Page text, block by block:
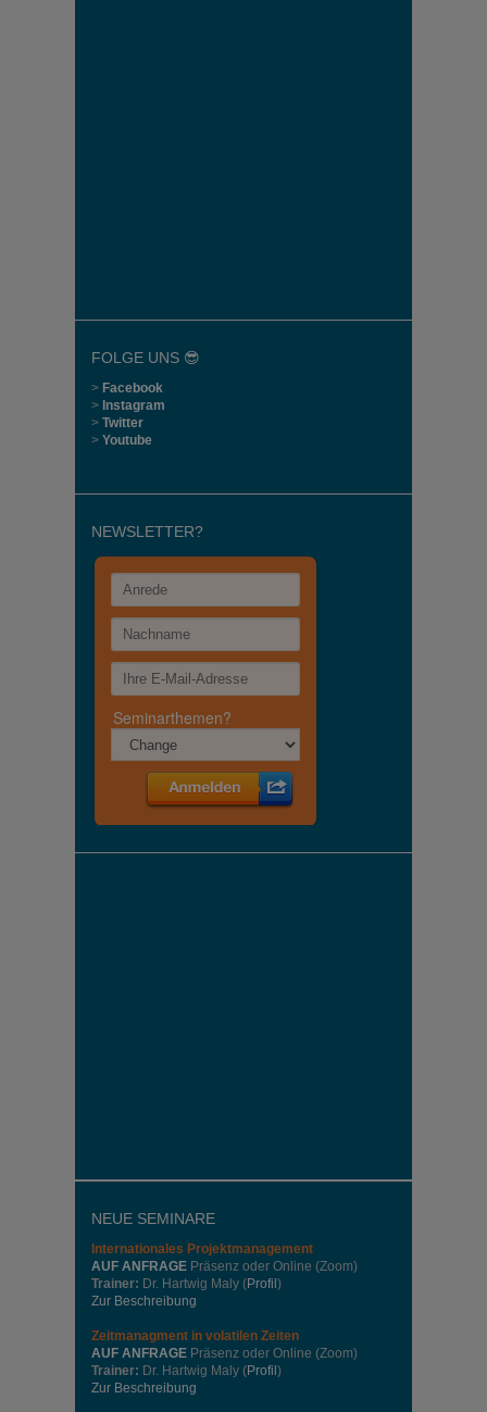
FOLGE UNS 😎
> Facebook
> Instagram
> Twitter
> Youtube
NEWSLETTER?
NEUE SEMINARE
Internationales Projektmanagement
AUF ANFRAGE Präsenz oder Online (Zoom)
Trainer: Dr. Hartwig Maly (Profil )
Zur Beschreibung
Zeitmanagment in volatilen Zeiten
AUF ANFRAGE Präsenz oder Online (Zoom)
Trainer: Dr. Hartwig Maly (Profil )
Zur Beschreibung